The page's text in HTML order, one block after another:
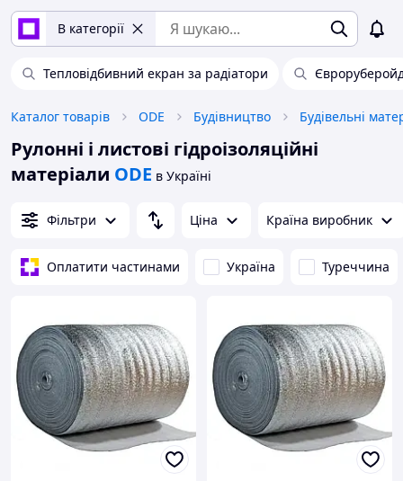
В категорії
Тепловідбивний екран за радіатори
Каталог товарів ODE Будівництво Будівельні
Рулонні і листові гідроізоляційні
матеріали ODE в Україні
Фільтри Ціна Країна виробник
Оплатити частинами Україна Туреччина